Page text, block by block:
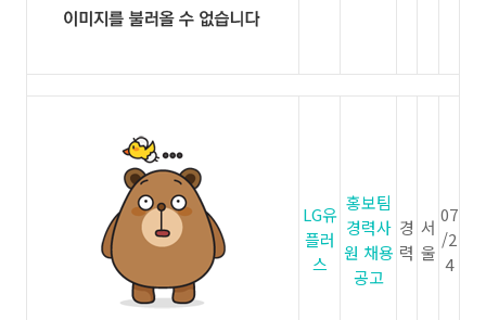
LG유
플러
스
홍보팀
경력사
원 채용
공고
경
력
서
울
07
/2
4